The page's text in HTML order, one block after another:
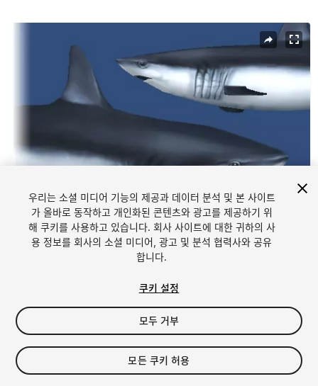
8
$5
우리는 소셜 미디어 기능의 제공과 데이터 분석 및 본 사이트
가 올바로 동작하고 개인화된 콘텐츠와 광고를 제공하기 위
해 쿠키를 사용하고 있습니다. 회사 사이트에 대한 귀하의 사
용 정보를 회사의 소셜 미디어, 광고 및 분석 협력사와 공유
합니다.
쿠키 설정
모두 거부
모든 쿠키 허용